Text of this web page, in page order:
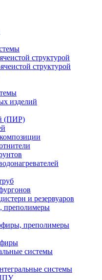
структурой
структурой
изделий
(ПИР)
и резервуаров
преполимеры
преполимеры
системы
системы